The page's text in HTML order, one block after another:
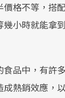
價格不等，搭
幾小時就能拿
食品中，有許
成熱銷效應，